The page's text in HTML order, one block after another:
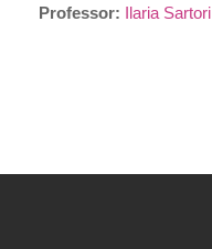
Professor:
Ilaria Sartori